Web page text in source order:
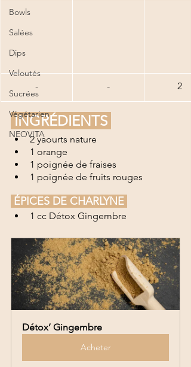
Bowls
Salées
Dips
Veloutés
Sucrées
Végétarien
NEOVITA
- - 2
INGRÉDIENTS
2 yaourts nature
1 orange
1 poignée de fraises
1 poignée de fruits rouges
ÉPICES DE CHARLYNE
1 cc Détox Gingembre
Détox’ Gingembre
Acheter